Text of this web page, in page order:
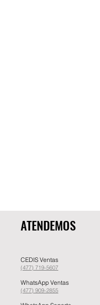
ATENDEMOS
CEDIS Ventas
(477) 719-5607
WhatsApp Ventas
(477) 909-2855